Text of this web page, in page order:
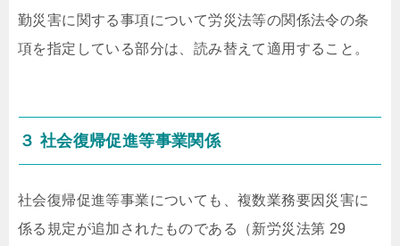
勤災害に関する事項について労災法等の関係法令の条
項を指定している部分は、読み替えて適用すること。
３ 社会復帰促進等事業関係
社会復帰促進等事業についても、複数業務要因災害に
係る規定が追加されたものである（新労災法第 29